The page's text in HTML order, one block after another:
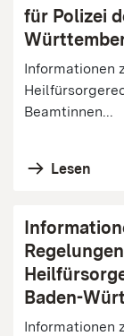
für Polizei
Informationen
Beamtinnen...
Lesen
Baden-
Informationen